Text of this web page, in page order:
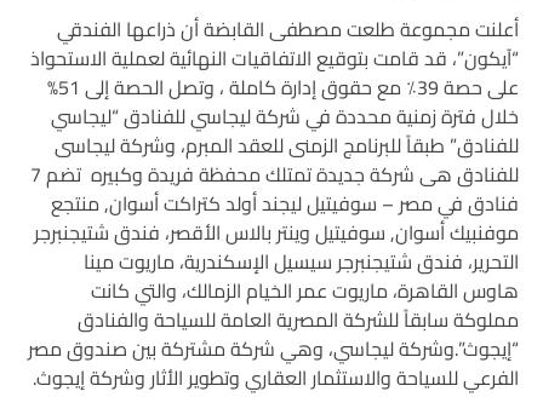
أعلنت مجموعة طلعت مصطفى القابضة أن ذراعها الفندقي
“آيكون”، قد قامت بتوقيع الاتفاقيات النهائية لعملية الاستحواذ
على حصة 39٪ مع حقوق إدارة كاملة ، وتصل الحصة إلى 51%
خلال فترة زمنية محددة في شركة ليجاسي للفنادق “ليجاسي
للفنادق” طبقاً للبرنامج الزمنى للعقد المبرم، وشركة ليجاسى
للفنادق هى شركة جديدة تمتلك محفظة فريدة وكبيره تضم 7
فنادق في مصر – سوفيتيل ليجند أولد كتراكت أسوان, منتجع
موفنبيك أسوان, سوفيتيل وينتر بالاس الأقصر، فندق شتيجنبرجر
التحرير، فندق شتيجنبرجر سيسيل الإسكندرية، ماريوت مينا
هاوس القاهرة، ماريوت عمر الخيام الزمالك، والتي كانت
مملوكة سابقاً للشركة المصرية العامة للسياحة والفنادق
“إيجوث”.وشركة ليجاسي، وهي شركة مشتركة بين صندوق مصر
الفرعي للسياحة والاستثمار العقاري وتطوير الأثار وشركة إيجوث.